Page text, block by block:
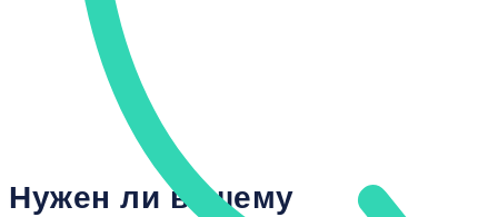
Получить консультацию
Нужен ли вашему